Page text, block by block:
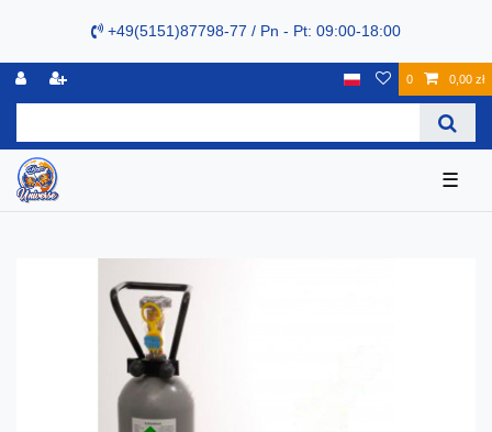
+49(5151)87798-77 / Pn - Pt: 09:00-18:00
0 0,00 zł
☰